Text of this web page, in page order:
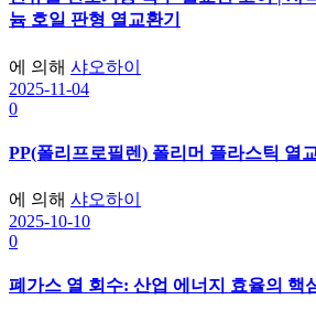
늄 호일 판형 열교환기
에 의해 샤오하이
2025-11-04
0
PP(폴리프로필렌) 폴리머 플라스틱 열
에 의해 샤오하이
2025-10-10
0
폐가스 열 회수: 산업 에너지 효율의 핵